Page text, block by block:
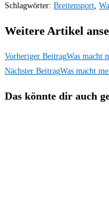
Schlagwörter: Breitensport
Weitere Artikel
Vorheriger BeitragWas macht
Nächster BeitragWas macht
Das könnte dir auch